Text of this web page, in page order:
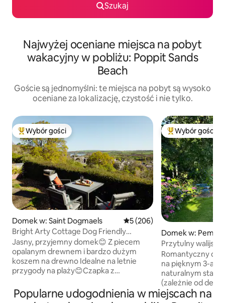
Szukaj
Najwyżej oceniane miejsca na pobyt
wakacyjny w pobliżu: Poppit Sands
Beach
Goście są jednomyślni: te miejsca na pobyt są wysoko
oceniane za lokalizację, czystość i nie tylko.
Najpopularniejsze z kategorii Wybór gości
Wybór gości
Domek w: Saint Dogmaels Średnia ocena: 5 na 5, liczba
5 (206)
Bright Arty Cottage Dog Friendly
Stunning Views
Jasny, przyjemny domek😊 Z piecem
opalanym drewnem i bardzo dużym
koszem na drewno Idealne na letnie
przygody na plaży😊Czapka z
Krótka przejażdżka do plaży Poppit
Sands i ścieżki przybrzeżnej😊 2 psy mile
Wybór gości
Domek w:
Przytulny walijski
3-akrowym
Romantyczny
na pięknym 3-
naturalnym
(zależnie od
i kajakami.
Popularne udogodnienia w miejscach na